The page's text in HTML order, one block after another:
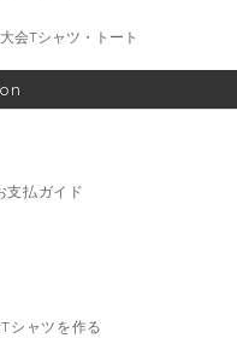
会Tシャツ・トート
支払ガイド
シャツを作る